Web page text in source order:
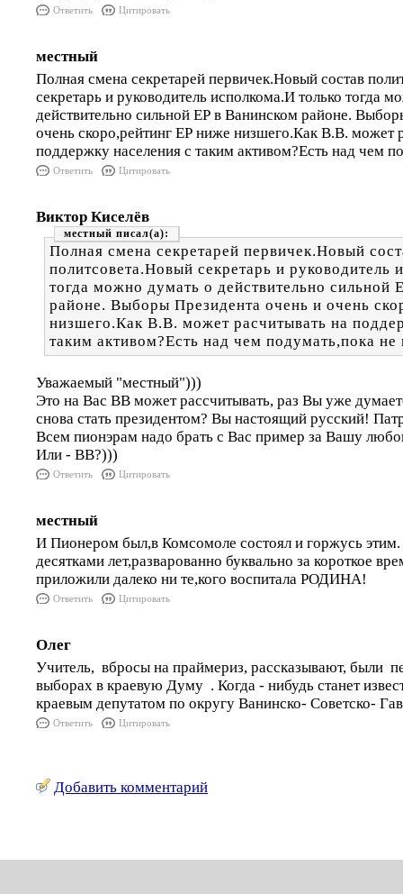
Ответить Цитировать
местный
Полная смена секретарей первичек.Новый состав
секретарь и руководитель исполкома.И только тогда
действительно сильной ЕР в Ванинском районе.
очень скоро,рейтинг ЕР ниже низшего.Как В.В. может
поддержку населения с таким активом?Есть над чем
Ответить Цитировать
Виктор Киселёв
местный
Полная смена секретарей первичек.Новый
политсовета.Новый секретарь и руководитель
тогда можно думать о действительно сильной
районе. Выборы Президента очень и очень
низшего.Как В.В. может расчитывать на
таким активом?Есть над чем подумать,пока не
Уважаемый "местный")))
Это на Вас ВВ может рассчитывать, раз Вы уже
снова стать президентом? Вы настоящий русский!
Всем пионэрам надо брать с Вас пример за Вашу
Или - ВВ?)))
Ответить Цитировать
местный
И Пионером был,в Комсомоле состоял и горжусь
десятками лет,разварованно буквально за короткое
приложили далеко ни те,кого воспитала РОДИНА!
Ответить Цитировать
Олег
Учитель, вбросы на праймериз, рассказывают, были
выборах в краевую Думу . Когда - нибудь станет
краевым депутатом по округу Ванинско- Советско-
Ответить Цитировать
Добавить комментарий